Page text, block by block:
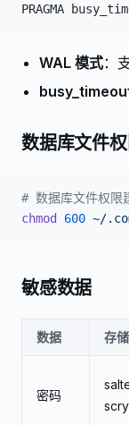
PRAGMA
WAL 模式：
数据库文件
# 数据库文件权限
chmod
600 ~/
敏感数据
数据 存
密码